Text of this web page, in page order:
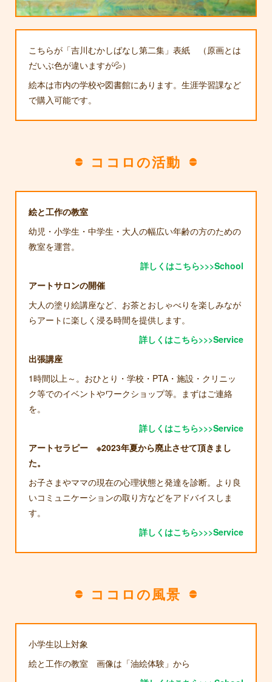
こちらが「吉川むかしばなし第二集」表紙 （原画とは
だいぶ色が違いますが💦）
絵本は市内の学校や図書館にあります。生涯学習課など
で購入可能です。
ココロの活動
絵と工作の教室
幼児・小学生・中学生・大人の幅広い年齢の方のための
教室を運営。
詳しくはこちら>>>School
アートサロンの開催
大人の塗り絵講座など、お茶とおしゃべりを楽しみなが
らアートに楽しく浸る時間を提供します。
詳しくはこちら>>>Service
出張講座
1時間以上～。おひとり・学校・PTA・施設・クリニッ
ク等でのイベントやワークショップ等。まずはご連絡
を。
詳しくはこちら>>>Service
アートセラピー ※2023年夏から廃止させて頂きまし
た。
お子さまやママの現在の心理状態と発達を診断。より良
いコミュニケーションの取り方などをアドバイスしま
す。
詳しくはこちら>>>Service
ココロの風景
小学生以上対象
絵と工作の教室 画像は「油絵体験」から